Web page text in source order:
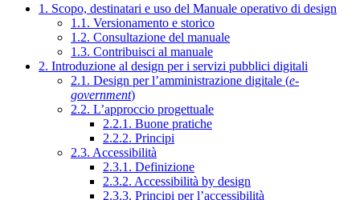
1. Scopo, destinatari e uso del Manuale operativo di design
1.1. Versionamento e storico
1.2. Consultazione del manuale
1.3. Contribuisci al manuale
2. Introduzione al design per i servizi pubblici digitali
2.1. Design per l’amministrazione digitale (e-
government)
2.2. L’approccio progettuale
2.2.1. Buone pratiche
2.2.2. Principi
2.3. Accessibilità
2.3.1. Definizione
2.3.2. Accessibilità by design
2.3.3. Principi per l’accessibilità